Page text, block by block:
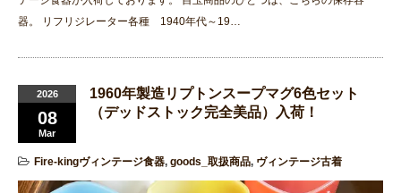
器。 リフリジレーター各種 1940年代～19…
2026
08
Mar
1960年製造リプトンスープマグ6色セット
（デッドストック完全美品）入荷！
Fire-kingヴィンテージ食器, goods_取扱商品, ヴィンテージ古着